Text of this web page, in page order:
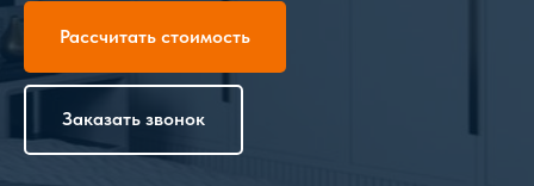
Рассчитать стоимость
Заказать звонок